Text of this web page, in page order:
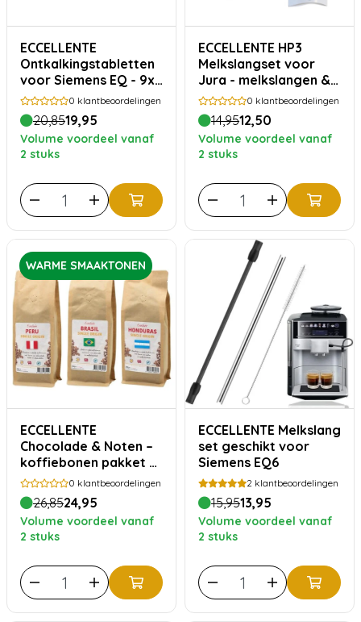
ECCELLENTE
Ontkalkingstabletten
voor Siemens EQ - 9x
ontkalken
0 klantbeoordelingen
20,8519,95
Volume voordeel vanaf
2 stuks
ECCELLENTE HP3
Melkslangset voor
Jura - melkslangen &
aansluitnippels
0 klantbeoordelingen
14,9512,50
Volume voordeel vanaf
2 stuks
WARME SMAAKTONEN
ECCELLENTE
Chocolade & Noten –
koffiebonen pakket –
750 gram
0 klantbeoordelingen
26,8524,95
Volume voordeel vanaf
2 stuks
ECCELLENTE Melkslang
set geschikt voor
Siemens EQ6
2 klantbeoordelingen
15,9513,95
Volume voordeel vanaf
2 stuks